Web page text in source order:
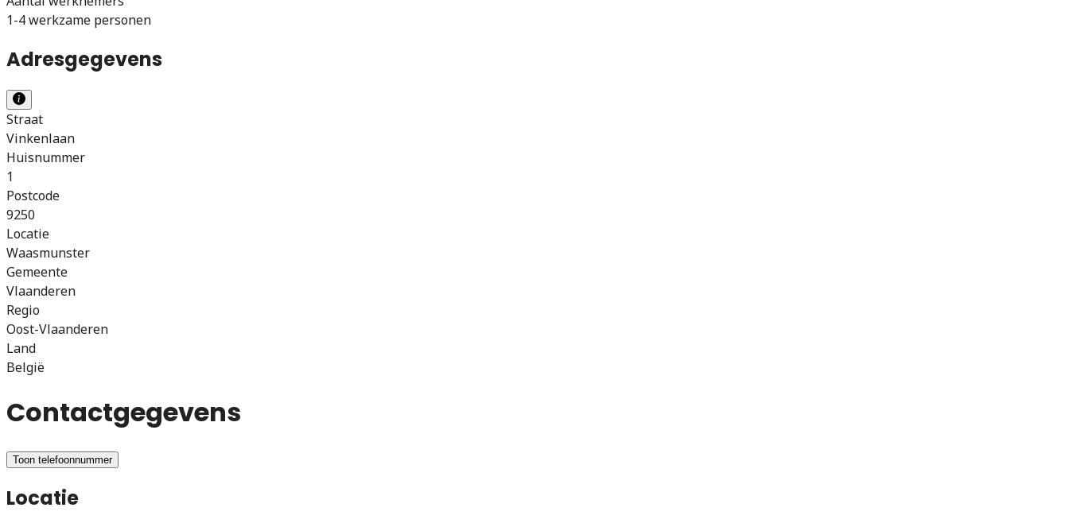
1-4 werkzame personen
Adresgegevens
Straat
Vinkenlaan
Huisnummer
1
Postcode
9250
Locatie
Waasmunster
Gemeente
Vlaanderen
Regio
Oost-Vlaanderen
Land
België
Contactgegevens
Toon telefoonnummer
Locatie